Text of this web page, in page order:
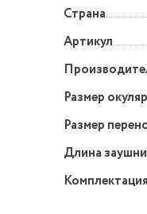
Страна
Артикул
Размер
Размер
Длина
Комплектация